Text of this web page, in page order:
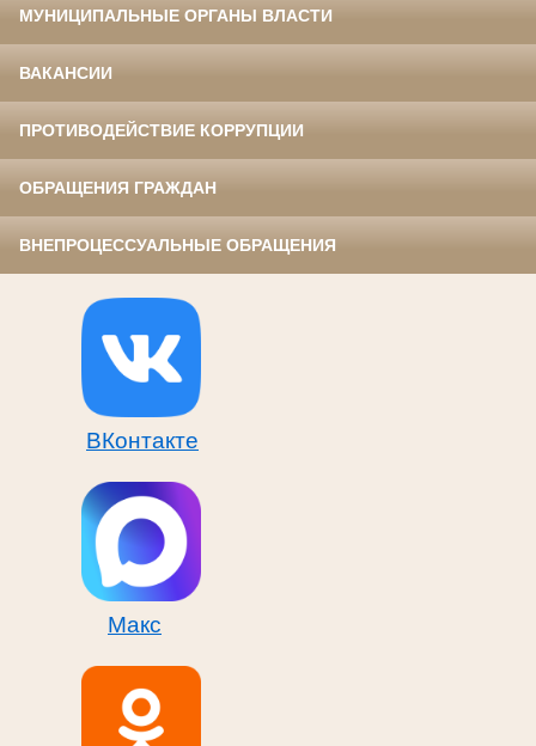
МУНИЦИПАЛЬНЫЕ ОРГАНЫ ВЛАСТИ
ВАКАНСИИ
ПРОТИВОДЕЙСТВИЕ КОРРУПЦИИ
ОБРАЩЕНИЯ ГРАЖДАН
ВНЕПРОЦЕССУАЛЬНЫЕ ОБРАЩЕНИЯ
ВКонтакте
Макс